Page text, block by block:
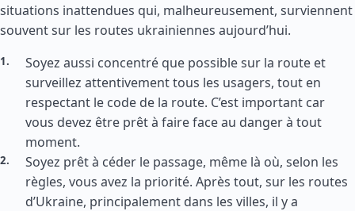
situations inattendues qui, malheureusement, surviennent
souvent sur les routes ukrainiennes aujourd’hui.
Soyez aussi concentré que possible sur la route et
surveillez attentivement tous les usagers, tout en
respectant le code de la route. C’est important car
vous devez être prêt à faire face au danger à tout
moment.
Soyez prêt à céder le passage, même là où, selon les
règles, vous avez la priorité. Après tout, sur les routes
d’Ukraine, principalement dans les villes, il y a